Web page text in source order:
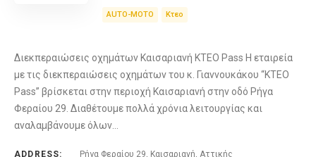
AUTO-MOTO Κτεο
Διεκπεραιώσεις οχημάτων Καισαριανή ΚTEO Pass Η εταιρεία
με τις διεκπεραιώσεις οχημάτων του κ. Γιαννουκάκου “ΚTEO
Pass” βρίσκεται στην περιοχή Καισαριανή στην οδό Ρήγα
Φεραίου 29. Διαθέτουμε πολλά χρόνια λειτουργίας και
αναλαμβάνουμε όλων…
ADDRESS: Ρήγα Φεραίου 29, Καισαριανή, Αττικής